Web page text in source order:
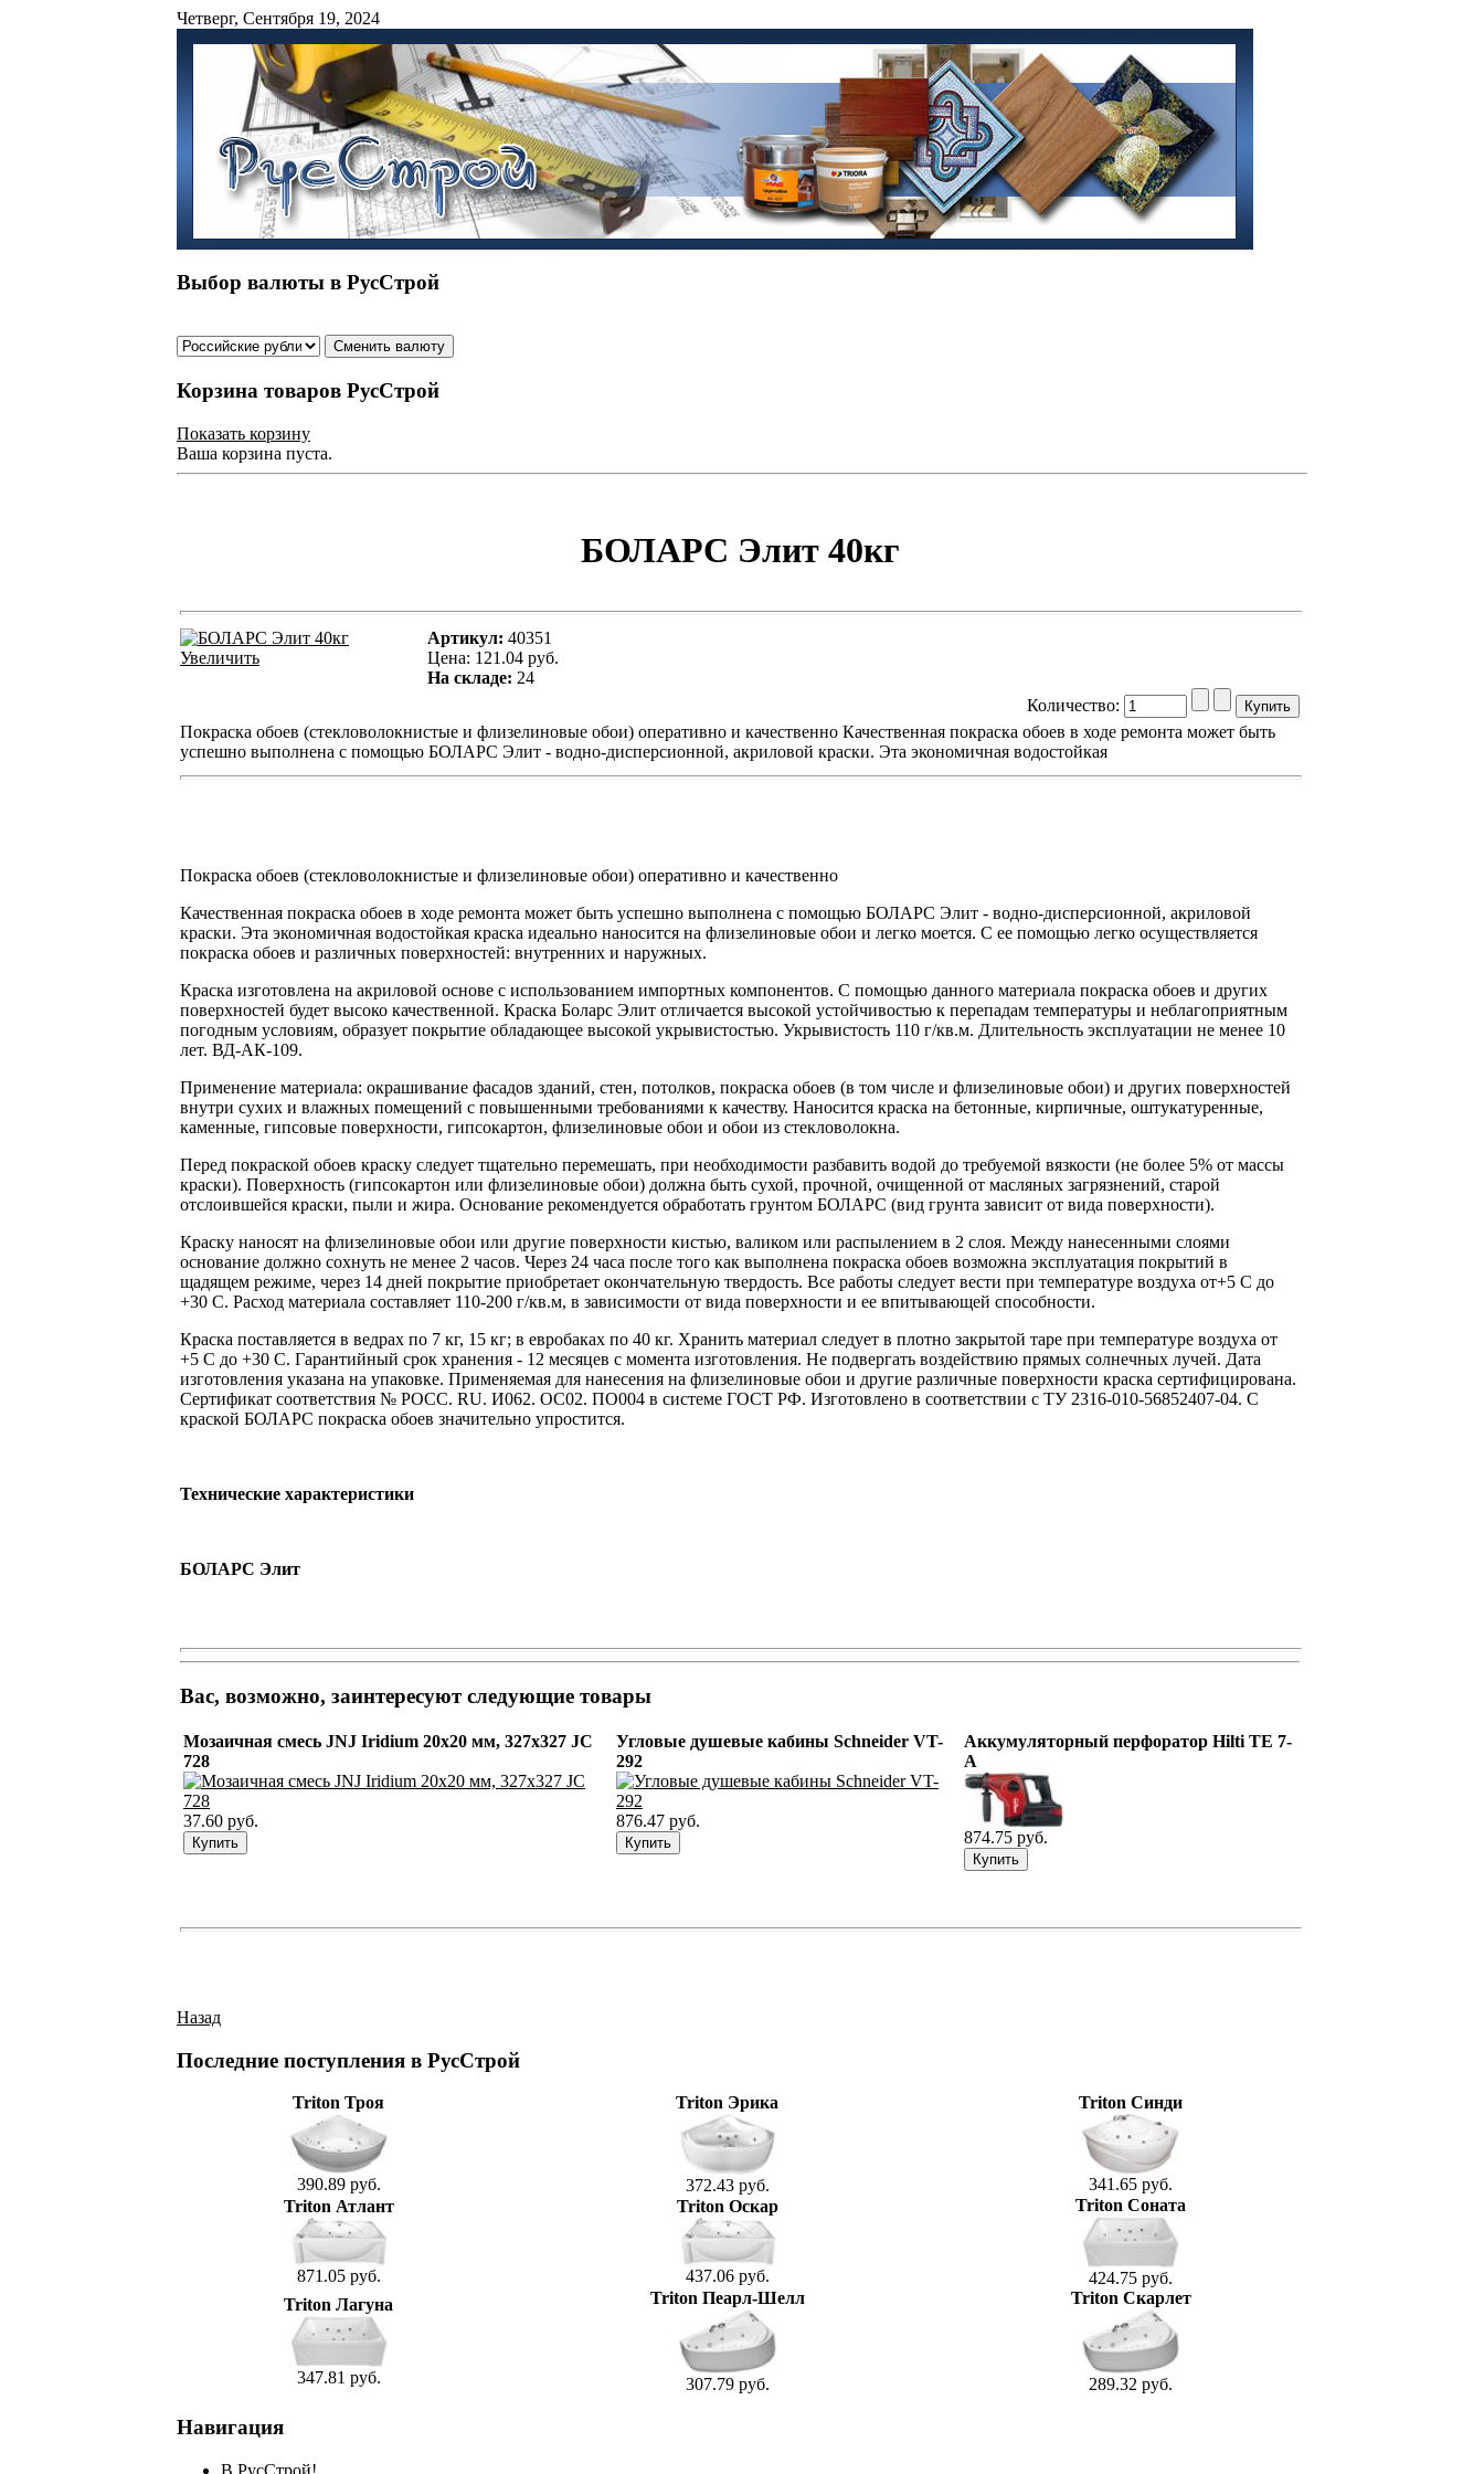
Четверг, Сентября 19, 2024
Выбор валюты в РусСтрой
Корзина товаров РусСтрой
Показать корзину
Ваша корзина пуста.
БОЛАРС Элит 40кг
Увеличить
Артикул: 40351
Цена: 121.04 руб.
На складе: 24
Количество:
Покраска обоев (стекловолокнистые и флизелиновые обои) оперативно и качественно Качественная покраска обоев в ходе ремонта может быть
успешно выполнена с помощью БОЛАРС Элит - водно-дисперсионной, акриловой краски. Эта экономичная водостойкая
Покраска обоев (стекловолокнистые и флизелиновые обои) оперативно и качественно
Качественная покраска обоев в ходе ремонта может быть успешно выполнена с помощью БОЛАРС Элит - водно-дисперсионной, акриловой
краски. Эта экономичная водостойкая краска идеально наносится на флизелиновые обои и легко моется. С ее помощью легко осуществляется
покраска обоев и различных поверхностей: внутренних и наружных.
Краска изготовлена на акриловой основе с использованием импортных компонентов. С помощью данного материала покраска обоев и других
поверхностей будет высоко качественной. Краска Боларс Элит отличается высокой устойчивостью к перепадам температуры и неблагоприятным
погодным условиям, образует покрытие обладающее высокой укрывистостью. Укрывистость 110 г/кв.м. Длительность эксплуатации не менее 10
лет. ВД-АК-109.
Применение материала: окрашивание фасадов зданий, стен, потолков, покраска обоев (в том числе и флизелиновые обои) и других поверхностей
внутри сухих и влажных помещений с повышенными требованиями к качеству. Наносится краска на бетонные, кирпичные, оштукатуренные,
каменные, гипсовые поверхности, гипсокартон, флизелиновые обои и обои из стекловолокна.
Перед покраской обоев краску следует тщательно перемешать, при необходимости разбавить водой до требуемой вязкости (не более 5% от массы
краски). Поверхность (гипсокартон или флизелиновые обои) должна быть сухой, прочной, очищенной от масляных загрязнений, старой
отслоившейся краски, пыли и жира. Основание рекомендуется обработать грунтом БОЛАРС (вид грунта зависит от вида поверхности).
Краску наносят на флизелиновые обои или другие поверхности кистью, валиком или распылением в 2 слоя. Между нанесенными слоями
основание должно сохнуть не менее 2 часов. Через 24 часа после того как выполнена покраска обоев возможна эксплуатация покрытий в
щадящем режиме, через 14 дней покрытие приобретает окончательную твердость. Все работы следует вести при температуре воздуха от+5 С до
+30 С. Расход материала составляет 110-200 г/кв.м, в зависимости от вида поверхности и ее впитывающей способности.
Краска поставляется в ведрах по 7 кг, 15 кг; в евробаках по 40 кг. Хранить материал следует в плотно закрытой таре при температуре воздуха от
+5 С до +30 С. Гарантийный срок хранения - 12 месяцев с момента изготовления. Не подвергать воздействию прямых солнечных лучей. Дата
изготовления указана на упаковке. Применяемая для нанесения на флизелиновые обои и другие различные поверхности краска сертифицирована.
Сертификат соответствия № РОСС. RU. И062. ОС02. ПО004 в системе ГОСТ РФ. Изготовлено в соответствии с ТУ 2316-010-56852407-04. С
краской БОЛАРС покраска обоев значительно упростится.
Технические характеристики
БОЛАРС Элит
Вас, возможно, заинтересуют следующие товары
Мозаичная смесь JNJ Iridium 20х20 мм, 327х327 JC
728
37.60 руб.
Угловые душевые кабины Schneider VT-
292
876.47 руб.
Аккумуляторный перфоратор Hilti TE 7-
A
874.75 руб.
Назад
Последние поступления в РусСтрой
Triton Троя
390.89 руб.
Triton Эрика
372.43 руб.
Triton Синди
341.65 руб.
Triton Атлант
871.05 руб.
Triton Оскар
437.06 руб.
Triton Соната
424.75 руб.
Triton Лагуна
347.81 руб.
Triton Пеарл-Шелл
307.79 руб.
Triton Скарлет
289.32 руб.
Навигация
В РусСтрой!